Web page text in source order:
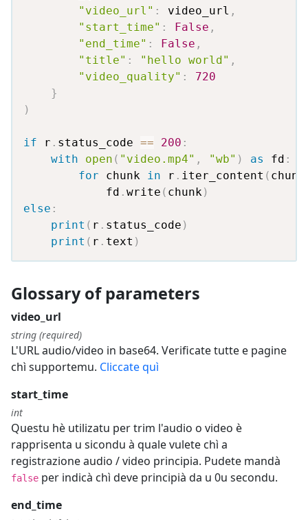
"video_url" : video_url ,
"start_time" : False ,
"end_time" : False ,
"title" : "hello world" ,
"video_quality" :
720
}
)
if r . status_code == 200 :
with
open ( "video.mp4" , "wb" ) as fd :
for chunk in r . iter_content (
            fd
. write ( chunk )
else :
print ( r . status_code )
print ( r . text )
Glossary of parameters
video_url
string (required)
L'URL audio/video in base64. Verificate tutte e pagine
chì supportemu. Cliccate quì
start_time
int
Questu hè utilizatu per trim l'audio o video è
rapprisenta u sicondu à quale vulete chì a
registrazione audio / video principia. Pudete mandà
false per indicà chì deve principià da u 0u secondu.
end_time